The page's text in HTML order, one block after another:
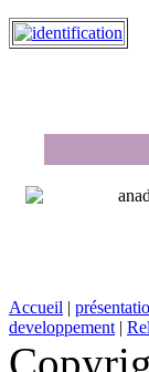
Accueil |
developpement |